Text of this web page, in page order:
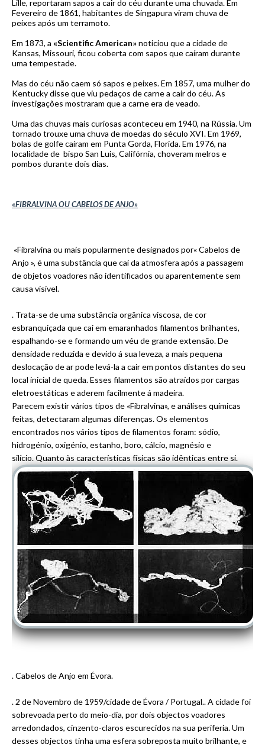
Lille, reportaram sapos a cair do céu durante uma chuvada. Em
Fevereiro de 1861, habitantes de Singapura viram chuva de
peixes após um terramoto.
Em 1873, a «Scientific American»noticiou que a cidade de
Kansas, Missouri, ficou coberta com sapos que caíram durante
uma tempestade.
Mas do céu não caem só sapos e peixes. Em 1857, uma mulher do
Kentucky disse que viu pedaços de carne a cair do céu. As
investigações mostraram que a carne era de veado.
Uma das chuvas mais curiosas aconteceu em 1940, na Rússia. Um
tornado trouxe uma chuva de moedas do século XVI. Em 1969,
bolas de golfe caíram em Punta Gorda, Florida. Em 1976, na
localidade de bispo San Luis, Califórnia, choveram melros e
pombos durante dois dias.
«FIBRALVINA OU CABELOS DE ANJO»
«Fibralvina ou mais popularmente designados por« Cabelos de
Anjo », é uma substância que cai da atmosfera após a passagem
de objetos voadores não identificados ou aparentemente sem
causa visível.
. Trata-se de uma substância orgânica viscosa, de cor
esbranquiçada que cai em emaranhados filamentos brilhantes,
espalhando-se e formando um véu de grande extensão. De
densidade reduzida e devido á sua leveza, a mais pequena
deslocação de ar pode levá-la a cair em pontos distantes do seu
local inicial de queda. Esses filamentos são atraídos por cargas
eletroestáticas e aderem facilmente á madeira.
Parecem existir vários tipos de «Fibralvina», e análises químicas
feitas, detectaram algumas diferenças. Os elementos
encontrados nos vários tipos de filamentos foram: sódio,
hidrogénio, oxigénio, estanho, boro, cálcio, magnésio e
silício. Quanto às características físicas são idênticas entre si.
. Cabelos de Anjo em Évora.
. 2 de Novembro de 1959/cidade de Évora / Portugal.. A cidade foi
sobrevoada perto do meio-dia, por dois objectos voadores
arredondados, cinzento-claros escurecidos na sua periferia. Um
desses objectos tinha uma esfera sobreposta muito brilhante, e